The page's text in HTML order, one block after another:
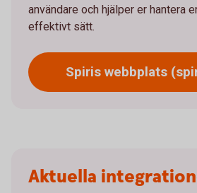
användare och hjälper er hantera
effektivt sätt.
Spiris webbplats
Aktuella